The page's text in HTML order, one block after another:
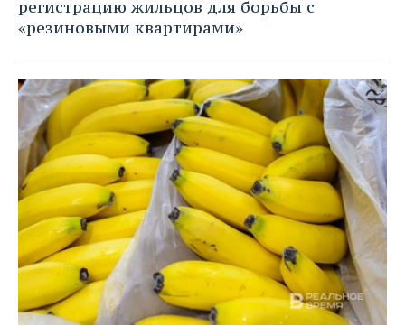
регистрацию жильцов для борьбы с
«резиновыми квартирами»